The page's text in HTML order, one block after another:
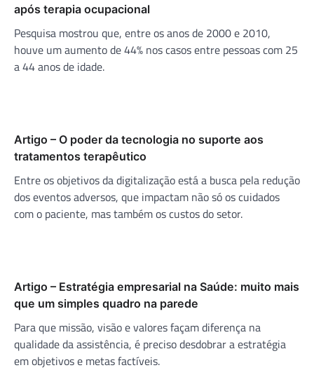
após terapia ocupacional
Pesquisa mostrou que, entre os anos de 2000 e 2010,
houve um aumento de 44% nos casos entre pessoas com 25
a 44 anos de idade.
Artigo – O poder da tecnologia no suporte aos
tratamentos terapêutico
Entre os objetivos da digitalização está a busca pela redução
dos eventos adversos, que impactam não só os cuidados
com o paciente, mas também os custos do setor.
Artigo – Estratégia empresarial na Saúde: muito mais
que um simples quadro na parede
Para que missão, visão e valores façam diferença na
qualidade da assistência, é preciso desdobrar a estratégia
em objetivos e metas factíveis.